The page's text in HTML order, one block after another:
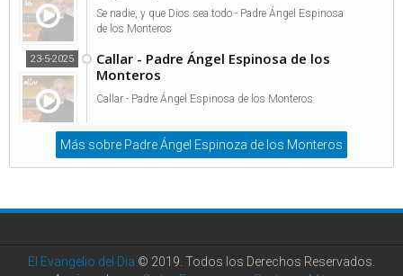
Se nadie, y que Dios sea todo - Padre Ángel Espinosa
de los Monteros
Callar - Padre Ángel Espinosa de los
Monteros
23-5-2025
Callar - Padre Ángel Espinosa de los Monteros
Más sobre Padre Ángel Espinoza de los Monteros
El Evangelio del Dia © 2019. Todos los Derechos Reservados.